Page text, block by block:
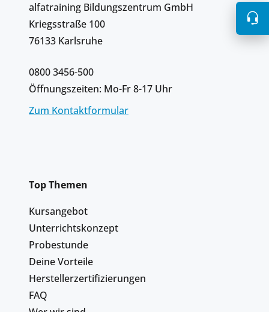
alfatraining Bildungszentrum GmbH
Kriegsstraße 100
76133 Karlsruhe
0800 3456-500
Öffnungszeiten: Mo-Fr 8-17 Uhr
Zum Kontaktformular
Top Themen
Kursangebot
Unterrichtskonzept
Probestunde
Deine Vorteile
Herstellerzertifizierungen
FAQ